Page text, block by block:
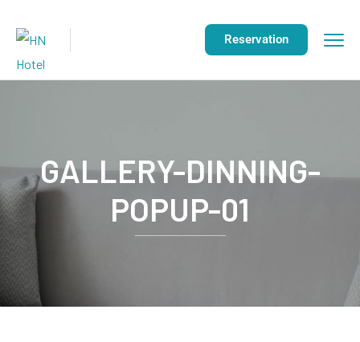
Reservation
GALLERY-DINNING-
POPUP-01